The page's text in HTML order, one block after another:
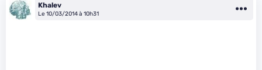
Khalev
Le 10/03/2014 à 10h31